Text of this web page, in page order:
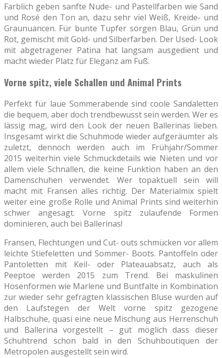
Farblich geben sanfte Nude- und Pastellfarben wie Sand
und Rosé den Ton an, dazu sehr viel Weiß, Kreide- und
Graunuancen. Für bunte Tupfer sorgen Blau, Grün und
Rot, gemischt mit Gold- und Silberfarben. Der Used- Look
mit abgetragener Patina hat langsam ausgedient und
macht wieder Platz für Eleganz am Fuß.
Vorne spitz, viele Schallen und Animal Prints
Perfekt für laue Sommerabende sind coole Sandaletten
die bequem, aber doch trendbewusst sein werden. Wer es
lässig mag, wird den Look der neuen Ballerinas lieben.
Insgesamt wirkt die Schuhmode wieder aufgeräumter als
zuletzt, dennoch werden auch im Frühjahr/Sommer
2015 weiterhin viele Schmuckdetails wie Nieten und vor
allem viele Schnallen, die keine Funktion haben an den
Damenschuhen verwendet. Wer topaktuell sein will
macht mit Fransen alles richtig. Der Materialmix spielt
weiter eine große Rolle und Animal Prints sind weiterhin
schwer angesagt. Vorne spitz zulaufende Formen
dominieren, auch bei Ballerinas!
Fransen, Flechtungen und Cut- outs schmücken vor allem
leichte Stiefeletten und Sommer- Boots. Pantoffeln oder
Pantoletten mit Keil- oder Plateauabsatz, auch als
Peeptoe werden 2015 zum Trend. Bei maskulinen
Hosenformen wie Marlene und Buntfalte in Kombination
zur wieder sehr gefragten klassischen Bluse wurden auf
den Laufstegen der Welt vorne spitz gezogene
Halbschuhe, quasi eine neue Mischung aus Herrenschuh
und Ballerina vorgestellt – gut möglich dass dieser
Schuhtrend schon bald in den Schuhboutiquen der
Metropolen ausgestellt sein wird.